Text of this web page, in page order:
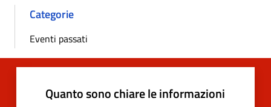
Categorie
Eventi passati
Quanto sono chiare le informazioni